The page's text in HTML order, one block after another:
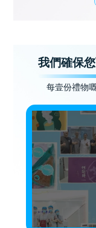
我們確保
每壹份禮物